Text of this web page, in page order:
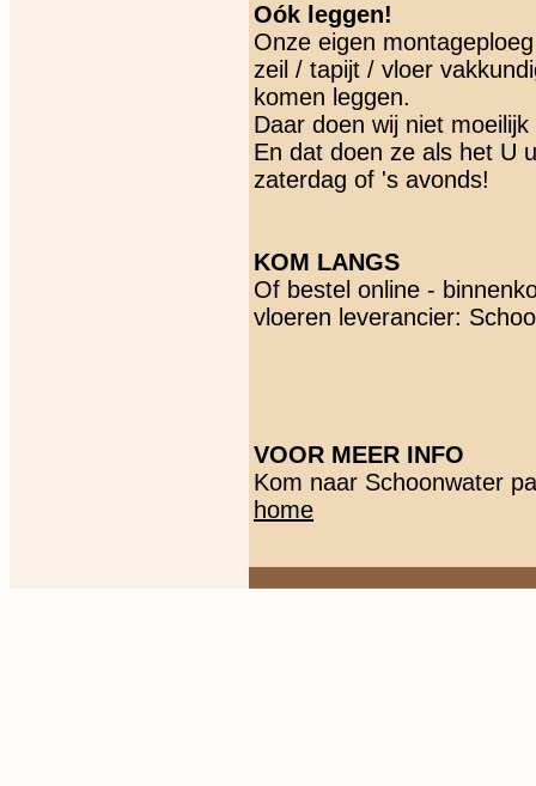
Oók leggen!
Onze eigen
zeil / tapijt / vloer
komen leggen.
Daar doen wij niet
En dat doen ze als het U
zaterdag of 's avonds!
KOM LANGS
Of bestel online -
vloeren leverancier:
VOOR MEER INFO
Kom naar Schoonwater
home